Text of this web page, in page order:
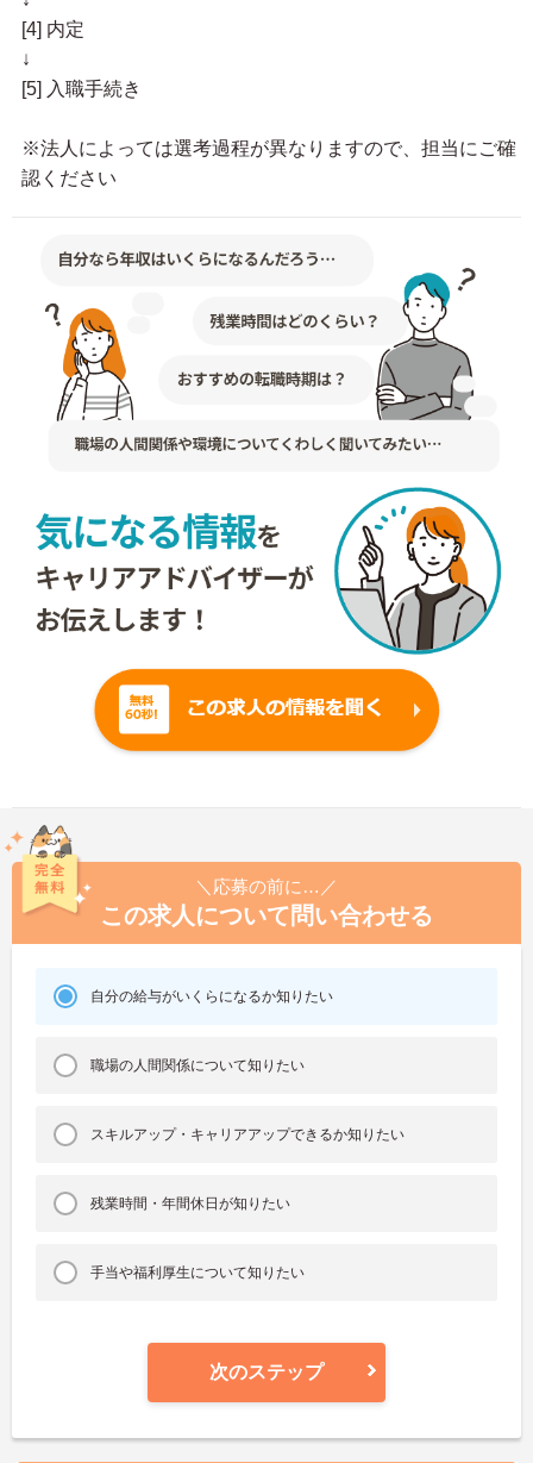
[4] 内定
↓
[5] 入職手続き
※法人によっては選考過程が異なりますので、担当にご確
認ください
＼応募の前に…／
この求人について問い合わせる
自分の給与がいくらになるか知りたい
職場の人間関係について知りたい
スキルアップ・キャリアアップできるか知りたい
残業時間・年間休日が知りたい
手当や福利厚生について知りたい
次のステップ